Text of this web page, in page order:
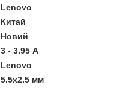
Lenovo
Китай
Новий
3 - 3.95 А
Lenovo
5.5x2.5 мм